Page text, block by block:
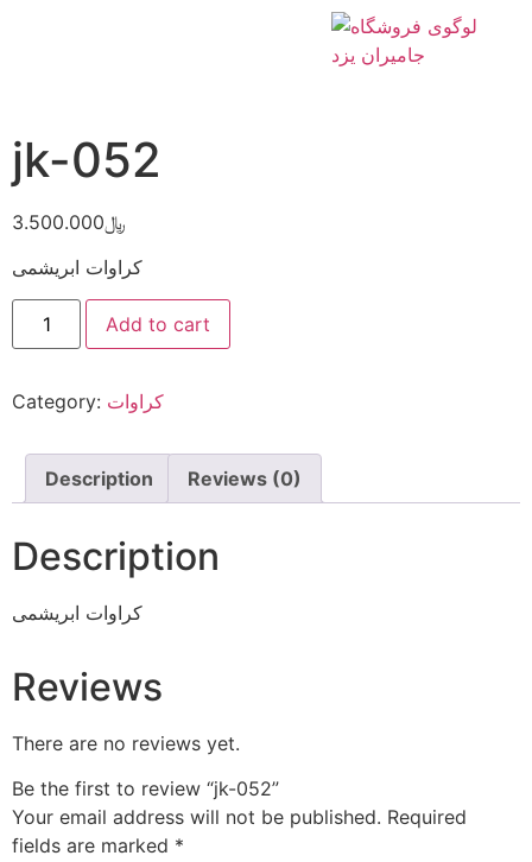
jk-052
﷼3.500.000
کراوات ابریشمی
Add to cart
Category: کراوات
Description Reviews (0)
Description
کراوات ابریشمی
Reviews
There are no reviews yet.
Be the first to review “jk-052”
Your email address will not be published. Required
fields are marked *